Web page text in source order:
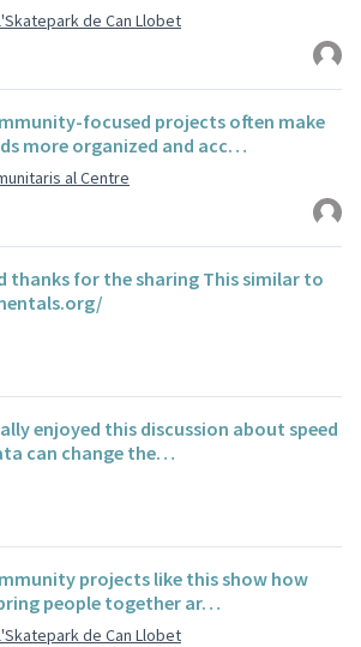
de Can Llobet
focused projects often make
more organized and acc…
al Centre
thanks for the sharing This similar to
enjoyed this discussion about speed
can change the…
projects like this show how
people together ar…
de Can Llobet